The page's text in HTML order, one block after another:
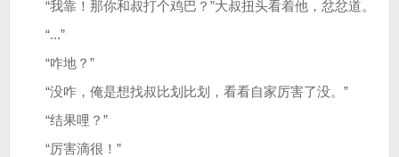
“我靠！那你和叔打个鸡巴？”大叔扭头看着他，忿忿道。
“...”
“咋地？”
“没咋，俺是想找叔比划比划，看看自家厉害了没。”
“结果哩？”
“厉害滴很！”